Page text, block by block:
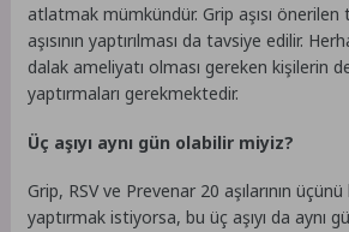
atlatmak mümkündür. Grip aşısı
aşısının yaptırılması da tavsiye edilir.
dalak ameliyatı olması gereken kişilerin
yaptırmaları gerekmektedir.
Üç aşıyı aynı gün olabilir miyiz?
Grip, RSV ve Prevenar 20 aşılarının üçünü
yaptırmak istiyorsa, bu üç aşıyı da aynı